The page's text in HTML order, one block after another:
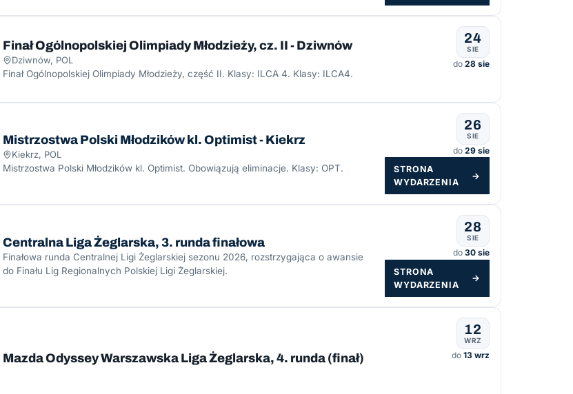
Finał Ogólnopolskiej Olimpiady Młodzieży, cz. II - Dziwnów
Dziwnów, POL
Finał Ogólnopolskiej Olimpiady Młodzieży, część II. Klasy: ILCA 4. Klasy: ILCA4.
24
SIE
do 28 sie
Mistrzostwa Polski Młodzików kl. Optimist - Kiekrz
Kiekrz, POL
Mistrzostwa Polski Młodzików kl. Optimist. Obowiązują eliminacje. Klasy: OPT.
26
SIE
do 29 sie
STRONA
WYDARZENIA
→
Centralna Liga Żeglarska, 3. runda finałowa
Finałowa runda Centralnej Ligi Żeglarskiej sezonu 2026, rozstrzygająca o awansie
do Finału Lig Regionalnych Polskiej Ligi Żeglarskiej.
28
SIE
do 30 sie
STRONA
WYDARZENIA
→
Mazda Odyssey Warszawska Liga Żeglarska, 4. runda (finał)
12
WRZ
do 13 wrz